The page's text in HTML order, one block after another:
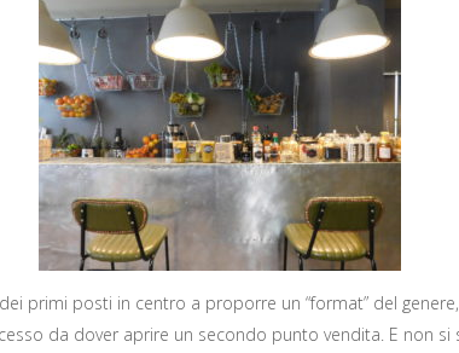
primi posti in centro a proporre un “format” del
da dover aprire un secondo punto vendita. E non si